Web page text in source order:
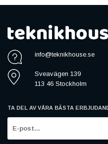
info@teknikhouse.se
Sveavägen 139
113 46 Stockholm
TA DEL AV VÅRA BÄSTA